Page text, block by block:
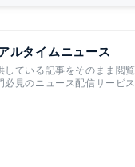
ルタイムニュース
している記事をそのまま閲覧
必見のニュース配信サービス